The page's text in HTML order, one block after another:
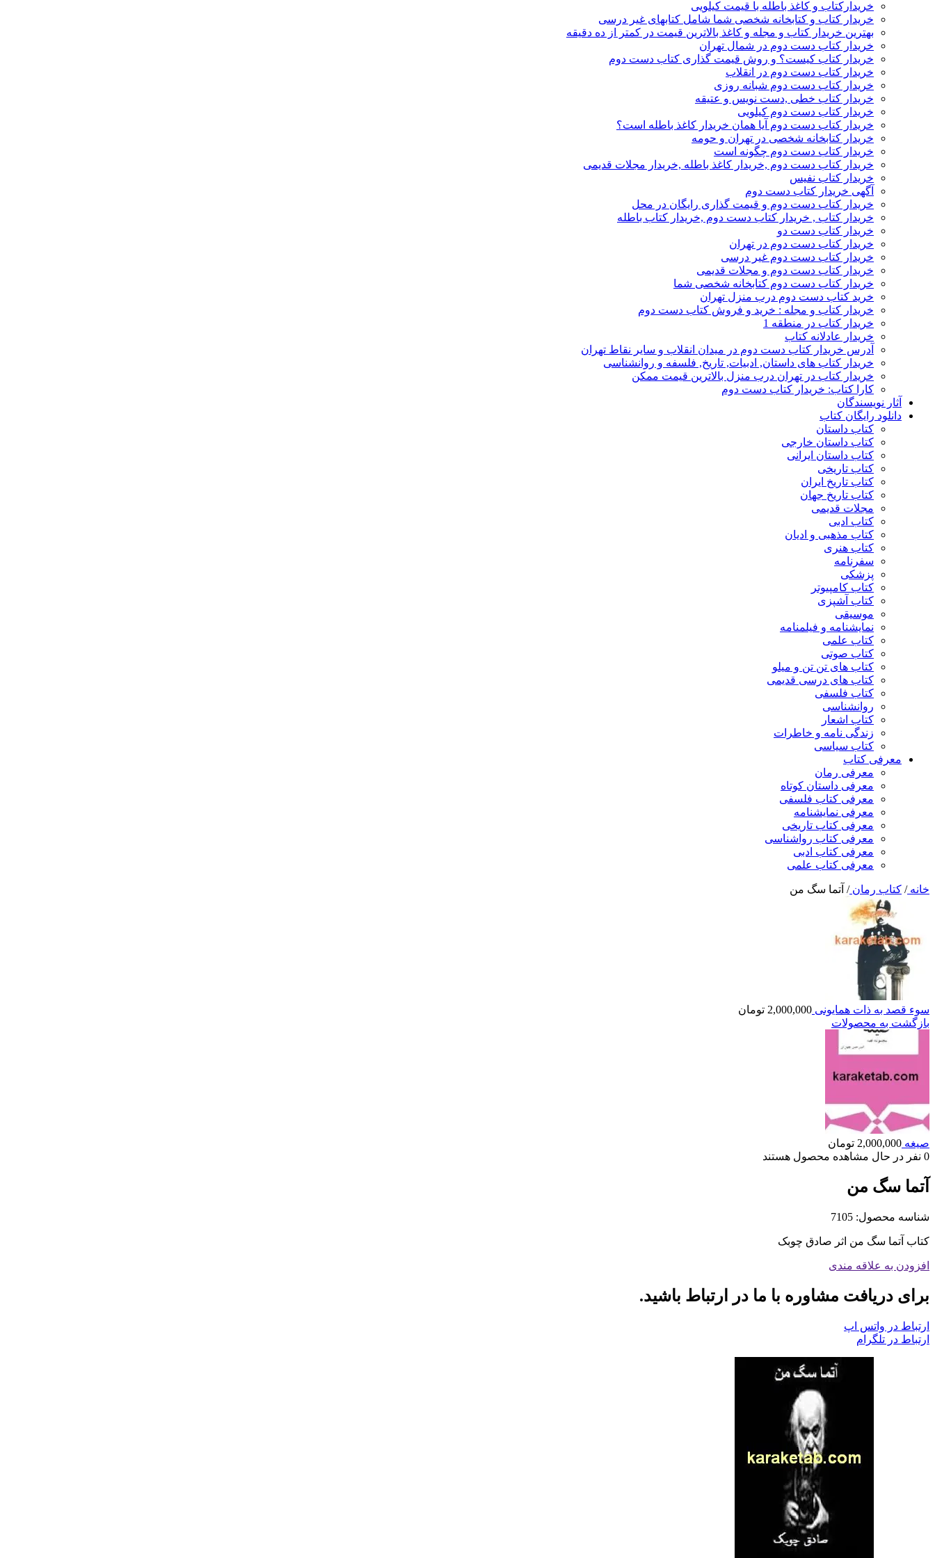
خریدارکتاب و کاغذ باطله با قیمت کیلویی
خریدار کتاب و کتابخانه شخصی شما شامل کتابهای غیر درسی
بهترین خریدار کتاب و مجله و کاغذ بالاترین قیمت در کمتر از ده دقیقه
خریدار کتاب دست دوم در شمال تهران
خریدار کتاب کیست؟ و روش قیمت گذاری کتاب دست دوم
خریدار کتاب دست دوم در انقلاب
خریدار کتاب دست دوم شبانه روزی
خریدار کتاب خطی ,دست نویس و عتیقه
خریدار کتاب دست دوم کیلویی
خریدار کتاب دست دوم آیا همان خریدار کاغذ باطله است؟
خریدار کتابخانه شخصی در تهران و حومه
خریدار کتاب دست دوم چگونه است
خریدار کتاب دست دوم ,خریدار کاغذ باطله ,خریدار مجلات قدیمی
خریدار کتاب نفیس
آگهی خریدار کتاب دست دوم
خریدار کتاب دست دوم و قیمت گذاری رایگان در محل
خریدار کتاب , خریدار کتاب دست دوم ,خریدار کتاب باطله
خریدار کتاب دست دو
خریدار کتاب دست دوم در تهران
خریدار کتاب دست دوم غیر درسی
خریدار کتاب دست دوم و مجلات قدیمی
خریدار کتاب دست دوم کتابخانه شخصی شما
خرید کتاب دست دوم درب منزل تهران
خریدار کتاب و مجله : خرید و فروش کتاب دست دوم
خریدار کتاب در منطقه 1
خریدار عادلانه کتاب
آدرس خریدار کتاب دست دوم در میدان انقلاب و سایر نقاط تهران
خریدار کتاب های داستان, ادبیات, تاریخ, فلسفه و روانشناسی
خریدار کتاب در تهران درب منزل بالاترین قیمت ممکن
کارا کتاب: خریدار کتاب دست دوم
آثار نویسندگان
دانلود رایگان کتاب
کتاب داستان
کتاب داستان خارجی
کتاب داستان ایرانی
کتاب تاریخی
کتاب تاریخ ایران
کتاب تاریخ جهان
مجلات قدیمی
کتاب ادبی
کتاب مذهبی و ادیان
کتاب هنری
سفرنامه
پزشکی
کتاب کامپیوتر
کتاب آشپزی
موسیقی
نمایشنامه و فیلمنامه
کتاب علمی
کتاب صوتی
کتاب های تن تن و میلو
کتاب های درسی قدیمی
کتاب فلسفی
روانشناسی
کتاب اشعار
زندگی نامه و خاطرات
کتاب سیاسی
معرفی کتاب
معرفی رمان
معرفی داستان کوتاه
معرفی کتاب فلسفی
معرفی نمایشنامه
معرفی کتاب تاریخی
معرفی کتاب رواشناسی
معرفی کتاب ادبی
معرفی کتاب علمی
خانه/ کتاب رمان/ آتما سگ من
سوء قصد به ذات همایونی 2,000,000 تومان
بازگشت به محصولات
صیغه 2,000,000 تومان
0 نفر در حال مشاهده محصول هستند
آتما سگ من
شناسه محصول: 7105
کتاب آتما سگ من اثر صادق چوبک
افزودن به علاقه مندی
برای دریافت مشاوره با ما در ارتباط باشید.
ارتباط در واتس اپ
ارتباط در تلگرام